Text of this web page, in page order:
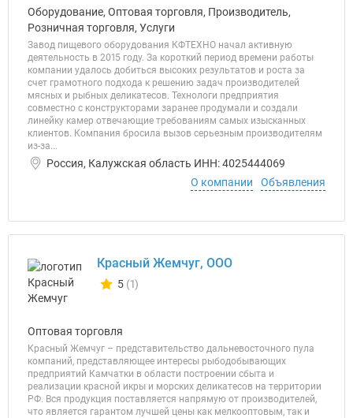
Оборудование, Оптовая торговля, Производитель,
Розничная торговля, Услуги
Завод пищевого оборудования КФТЕХНО начал активную
деятельность в 2015 году. За короткий период времени работы
компании удалось добиться высоких результатов и роста за
счет грамотного подхода к решению задач производителей
мясных и рыбных деликатесов. Технологи предприятия
совместно с конструкторами заранее продумали и создали
линейку камер отвечающие требованиям самых изысканных
клиентов. Компания бросила вызов серьезным производителям
из-за...
Россия, Калужская область ИНН: 4025444069
О компании
Объявления
Красный Жемчуг, ООО
Количество отзывов у компании всего и сегодня
5 (1)
Оптовая торговля
Красный Жемчуг – представительство дальневосточного пула
компаний, представляющее интересы рыбодобывающих
предприятий Камчатки в области построении сбыта и
реализации красной икры и морских деликатесов на территории
РФ. Вся продукция поставляется напрямую от производителей,
что является гарантом лучшей цены как мелкооптовым, так и